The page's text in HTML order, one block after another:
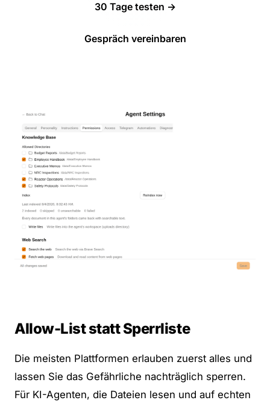
30 Tage testen →
Gespräch vereinbaren
Allow-List statt Sperrliste
Die meisten Plattformen erlauben zuerst alles und
lassen Sie das Gefährliche nachträglich sperren.
Für KI-Agenten, die Dateien lesen und auf echten